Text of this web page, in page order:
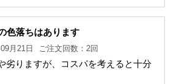
色落ちはあります
月21日 ご注文回数：2回
劣りますが、コスパを考えると十分